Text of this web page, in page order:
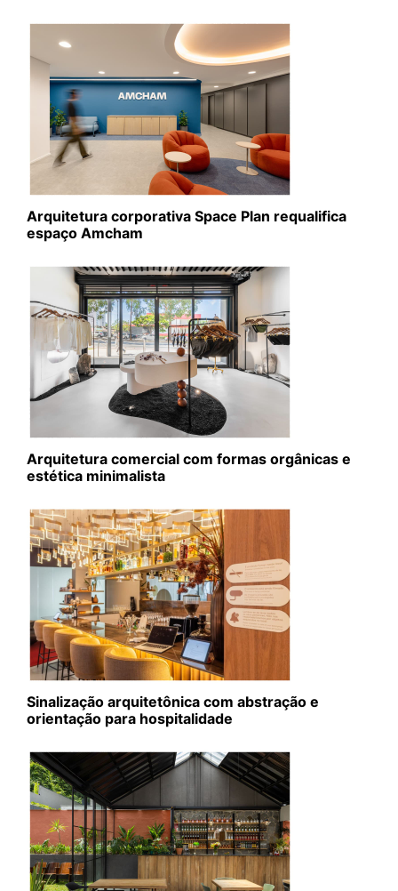
Arquitetura corporativa Space Plan requalifica
espaço Amcham
Arquitetura comercial com formas orgânicas e
estética minimalista
Sinalização arquitetônica com abstração e
orientação para hospitalidade